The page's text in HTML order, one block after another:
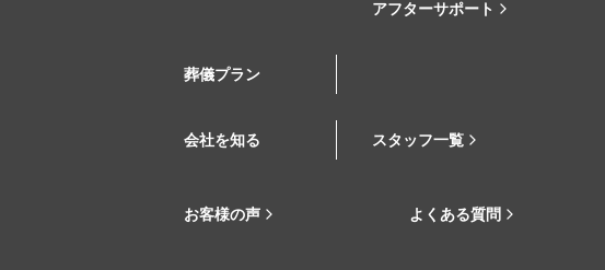
アフターサポート
葬儀プラン
会社を知る スタッフ一覧
お客様の声 よくある質問